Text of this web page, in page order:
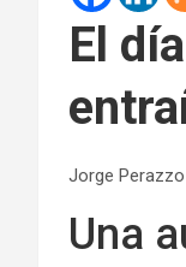
El
Jorge Perazzo
Una